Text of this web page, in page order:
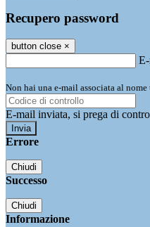
Recupero password
button close ×
Non hai una e-mail associata al
E-mail inviata, si prega di
Errore
Chiudi
Successo
Chiudi
Informazione